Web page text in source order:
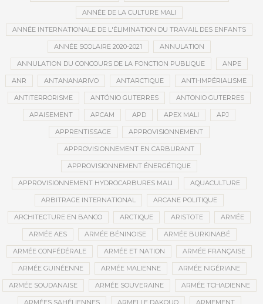
ANNÉE DE LA CULTURE MALI
ANNÉE INTERNATIONALE DE L'ÉLIMINATION DU TRAVAIL DES ENFANTS
ANNÉE SCOLAIRE 2020-2021 ANNULATION
ANNULATION DU CONCOURS DE LA FONCTION PUBLIQUE ANPE
ANR ANTANANARIVO ANTARCTIQUE ANTI-IMPÉRIALISME
ANTITERRORISME ANTÓNIO GUTERRES ANTONIO GUTERRES
APAISEMENT APCAM APD APEX MALI APJ
APPRENTISSAGE APPROVISIONNEMENT
APPROVISIONNEMENT EN CARBURANT
APPROVISIONNEMENT ÉNERGÉTIQUE
APPROVISIONNEMENT HYDROCARBURES MALI AQUACULTURE
ARBITRAGE INTERNATIONAL ARCANE POLITIQUE
ARCHITECTURE EN BANCO ARCTIQUE ARISTOTE ARMÉE
ARMÉE AES ARMÉE BÉNINOISE ARMÉE BURKINABÉ
ARMÉE CONFÉDÉRALE ARMÉE ET NATION ARMÉE FRANÇAISE
ARMÉE GUINÉENNE ARMÉE MALIENNE ARMÉE NIGÉRIANE
ARMÉE SOUDANAISE ARMÉE SOUVERAINE ARMÉE TCHADIENNE
ARMÉES SAHÉLIENNES ARMELLE DAKOUO ARMEMENT